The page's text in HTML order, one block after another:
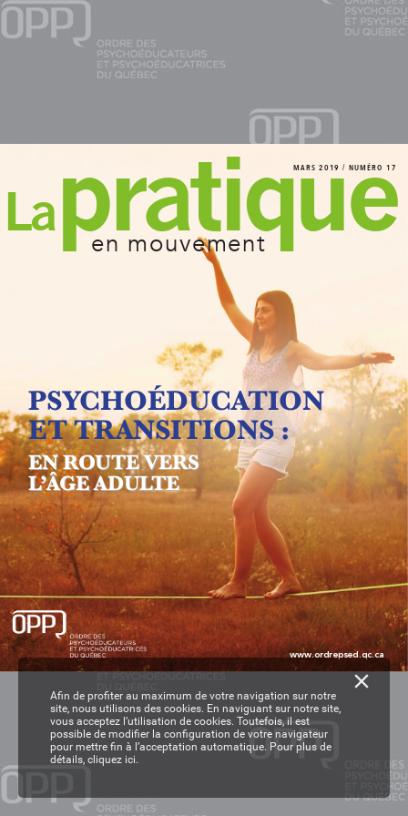
Lapratique
en mouvement
MARS 2019 / NUMÉRO 17
EN ROUTE VERS
L’ÂGE ADULTE
PSYCHOÉDUCATION
ET TRANSITIONS :
EN ROUTE VERS
L’ÂGE ADULTE
www.ordrepsed.qc.ca
Afin de profiter au maximum de votre navigation sur notre
site, nous utilisons des cookies. En naviguant sur notre site,
vous acceptez l’utilisation de cookies. Toutefois, il est
possible de modifier la configuration de votre navigateur
pour mettre fin à l’acceptation automatique. Pour plus de
détails, cliquez ici.